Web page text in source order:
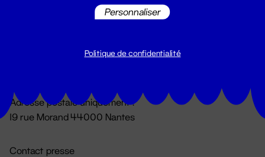
Du lundi au vendredi 14h → 18h
Adresse postale uniquement :
19 rue Morand 44000 Nantes
Contact presse
Personnaliser
Politique de confidentialité